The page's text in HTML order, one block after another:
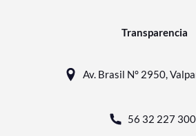
Transparencia
Av. Brasil N° 2950,
56 32 227